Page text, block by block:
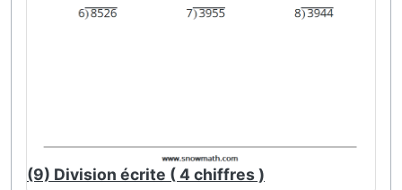
(9) Division écrite ( 4 chiffres )